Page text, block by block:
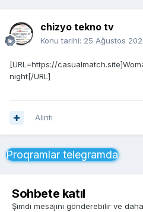
chizyo tekno tv
Konu tarihi: 25 Ağustos
[URL=https://
night[/URL]
Alıntı
Proqramlar telegramda
Sohbete katıl
Şimdi mesajını gönderebilir ve